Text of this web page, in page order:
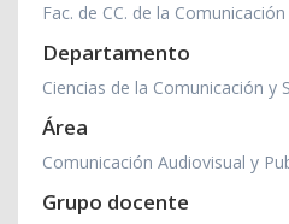
Fac. de CC. de la Comunicación
Departamento
Ciencias de la Comunicación y
Área
Comunicación Audiovisual y
Grupo docente